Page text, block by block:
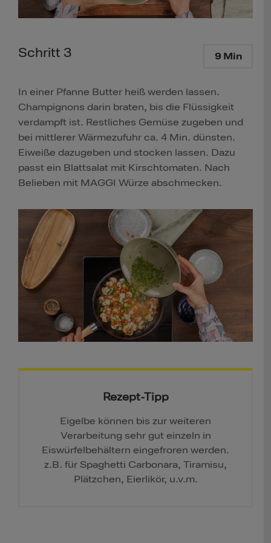
Schritt 3 9 Min
In einer Pfanne Butter heiß werden lassen.
Champignons darin braten, bis die Flüssigkeit
verdampft ist. Restliches Gemüse zugeben und
bei mittlerer Wärmezufuhr ca. 4 Min. dünsten.
Eiweiße dazugeben und stocken lassen. Dazu
passt ein Blattsalat mit Kirschtomaten. Nach
Belieben mit MAGGI Würze abschmecken.
Rezept-Tipp
Eigelbe können bis zur weiteren
Verarbeitung sehr gut einzeln in
Eiswürfelbehältern eingefroren werden.
z.B. für Spaghetti Carbonara, Tiramisu,
Plätzchen, Eierlikör, u.v.m.